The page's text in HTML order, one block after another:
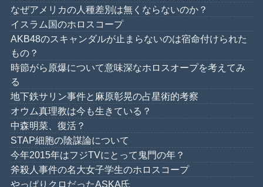
なぜアメリカの人種差別は無くならないのか？
イスラム国のホロスコープ
AKB48のスキャンダルが止まらないのは宿命付けられた
もの？
時節がら原爆について意味深なホロスオープを考えてみ
る
地下鉄サリン事件と麻原彰晃の占星術的考察
オウム真理教は今も生きている？
中森明菜、復活？
STAP細胞の陰謀論について
今年2015年はフジTVにとって鬼門の年？
斧殺人事件の名大女子学生のホロスコープ
やっぱりクロだったASKA氏